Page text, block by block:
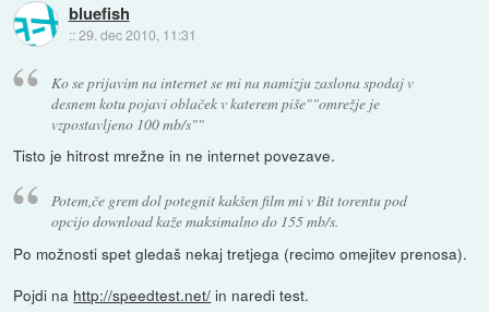
bluefish
::29. dec 2010, 11:31
Ko se prijavim na internet se mi na namizju zaslona spodaj v
desnem kotu pojavi oblaček v katerem piše""omrežje je
vzpostavljeno 100 mb/s""
Tisto je hitrost mrežne in ne internet povezave.
Potem,če grem dol potegnit kakšen film mi v Bit torentu pod
opcijo download kaže maksimalno do 155 mb/s.
Po možnosti spet gledaš nekaj tretjega (recimo omejitev prenosa).
Pojdi na http://speedtest.net/ in naredi test.